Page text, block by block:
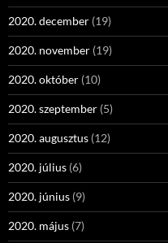
2020. december (19)
2020. november (19)
2020. október (10)
2020. szeptember (5)
2020. augusztus (12)
2020. július (6)
2020. június (9)
2020. május (7)